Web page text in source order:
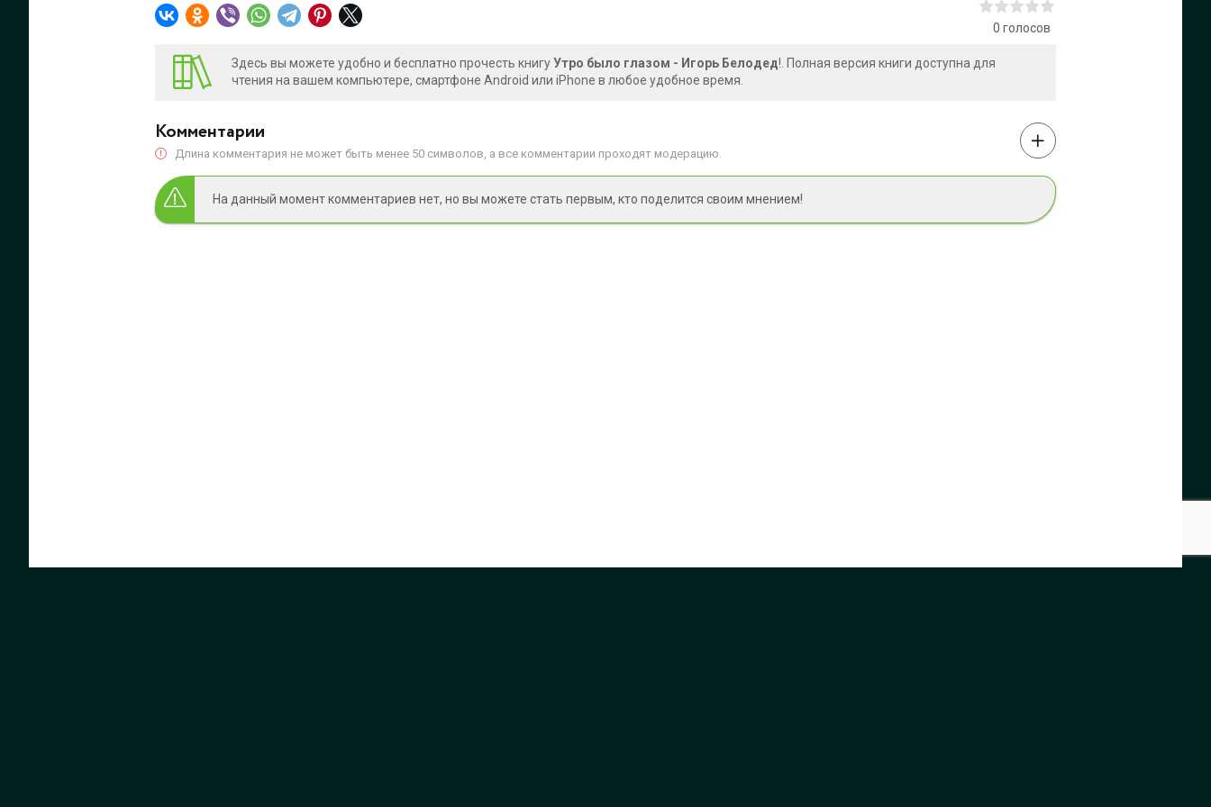
0 голосов
Здесь вы можете удобно и бесплатно прочесть книгуУтро было глазом - Игорь Белодед!. Полная версия книги доступна для
чтения на вашем компьютере, смартфоне Android или iPhone в любое удобное время.
Комментарии
Длина комментария не может быть менее 50 символов, а все комментарии проходят модерацию.
На данный момент комментариев нет, но вы можете стать первым, кто поделится своим мнением!